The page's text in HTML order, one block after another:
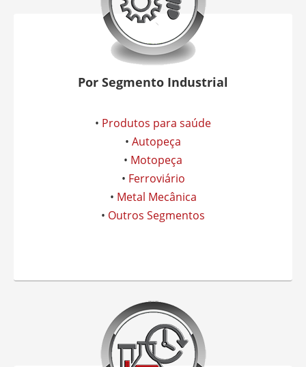
Por Segmento Industrial
• Produtos para saúde
• Autopeça
• Motopeça
• Ferroviário
• Metal Mecânica
• Outros Segmentos